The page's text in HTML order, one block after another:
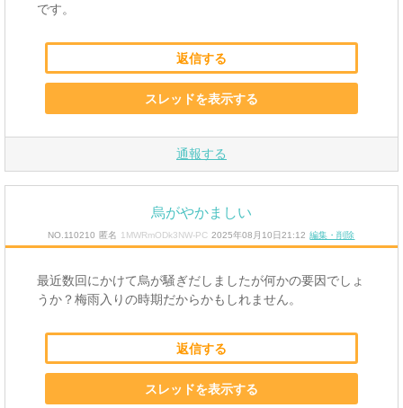
です。
返信する
スレッドを表示する
通報する
烏がやかましい
NO.110210 匿名 1MWRmODk3NW-PC 2025年08月10日21:12 編集・削除
最近数回にかけて烏が騒ぎだしましたが何かの要因でしょ
うか？梅雨入りの時期だからかもしれません。
返信する
スレッドを表示する